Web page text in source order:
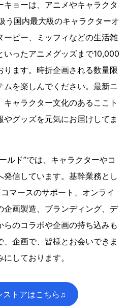
ョーは、アニメやキャラクタ
う国内最大級のキャラクターオ
ーピー、ミッフィなどの生活雑
いったアニメグッズまで10,000
ります。時折企画される数量限
ムを楽しんでください。最新ニ
ャラクター文化のあるここト
グッズを元気にお届けしてま
ルド”では、キャラクターやコ
発信しています。基幹業務とし
マースのサポート、オンライ
企画製造、ブランディング、デ
のコラボや企画の持ち込みも
企画で、皆様とお会いできま
しております。
ストアはこちら♫